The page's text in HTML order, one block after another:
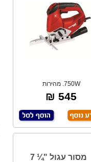
750W. מהירות
אלקטרוני. 3 מצבי פנדל
545 ₪
מסור עגול "¼ 7